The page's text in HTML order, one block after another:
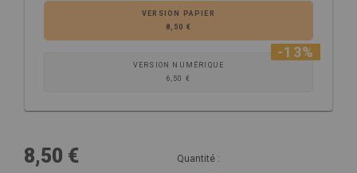
VERSION PAPIER
8,50 €
VERSION NUMÉRIQUE
6,50 €
-13%
8,50 € Quantité :